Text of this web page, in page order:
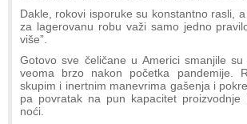
Dakle, rokovi isporuke su konstantno rasli,
za lagerovanu robu važi samo jedno
više”.
Gotovo sve čeličane u Americi smanjile su
veoma brzo nakon početka pandemije.
skupim i inertnim manevrima gašenja i
pa povratak na pun kapacitet proizvodnje
noći.